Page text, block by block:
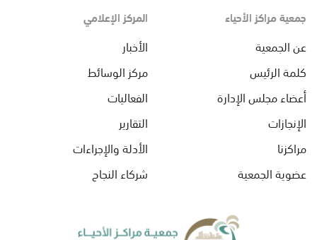
جمعية مراكز الأحياء
عن الجمعية
كلمة الرئيس
أعضاء مجلس الإدارة
الإنجازات
مراكزنا
عضوية الجمعية
المركز الإعلامي
الأخبار
مركز الوسائط
الفعاليات
التقارير
الأدلة والإجراءات
شركاء النجاح